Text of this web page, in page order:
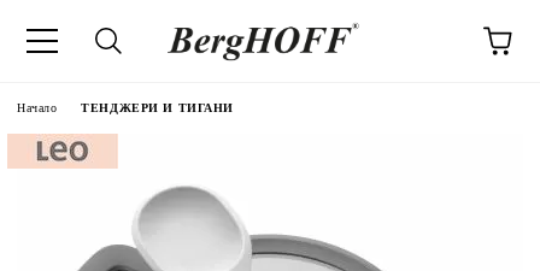
Начало ТЕНДЖЕРИ И ТИГАНИ